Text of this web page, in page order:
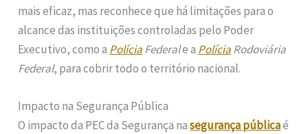
mais eficaz, mas reconhece que há limitações para o
alcance das instituições controladas pelo Poder
Executivo, como a PolíciaFederale a PolíciaRodoviária
Federal, para cobrir todo o território nacional.
Impacto na Segurança Pública
O impacto da PEC da Segurança nasegurança públicaé